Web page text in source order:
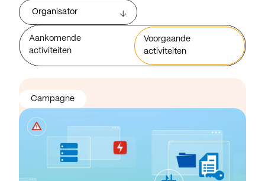
Organisator
Aankomende
activiteiten
Voorgaande
activiteiten
Campagne